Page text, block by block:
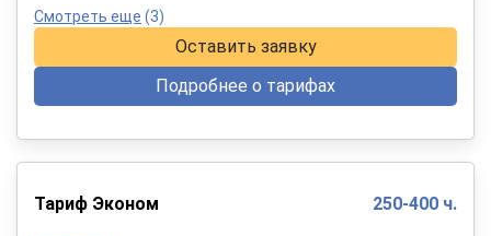
Смотреть еще (3)
Оставить заявку
Подробнее о тарифах
Тариф Эконом 250-400 ч.